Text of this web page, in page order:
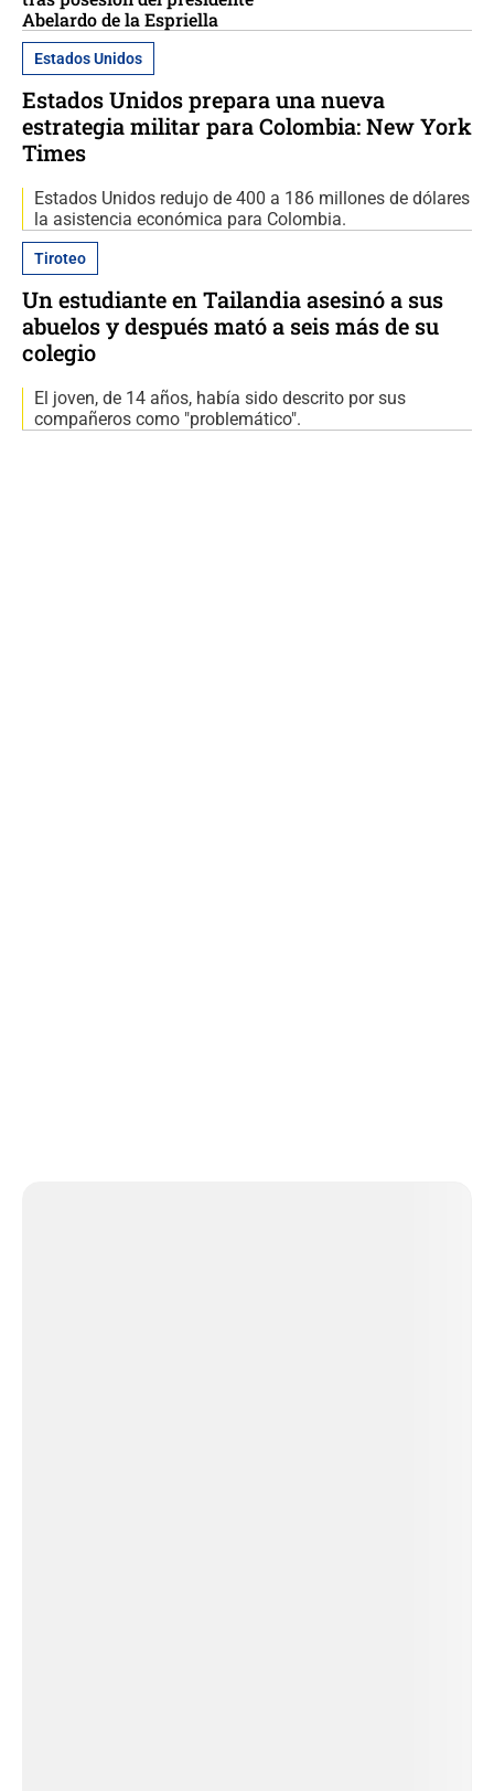
Abelardo de la Espriella
Estados Unidos
Estados Unidos prepara una nueva
estrategia militar para Colombia: New York
Times
Estados Unidos redujo de 400 a 186 millones de dólares
la asistencia económica para Colombia.
Tiroteo
Un estudiante en Tailandia asesinó a sus
abuelos y después mató a seis más de su
colegio
El joven, de 14 años, había sido descrito por sus
compañeros como "problemático".